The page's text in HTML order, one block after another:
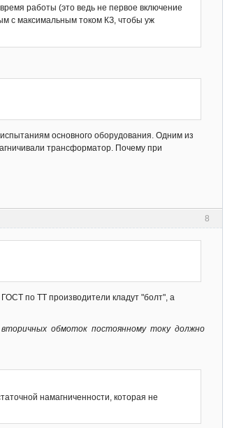
работы (это ведь не первое включение
с максимальным током КЗ, чтобы уж
основного оборудования. Одним из
трансформатор. Почему при
8
по ТТ производители кладут "болт", а
вторичных обмоток постоянному току должно
намагниченности, которая не